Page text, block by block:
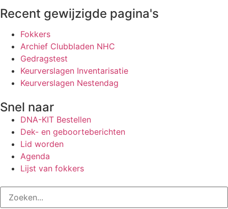
Recent gewijzigde pagina's
Fokkers
Archief Clubbladen NHC
Gedragstest
Keurverslagen Inventarisatie
Keurverslagen Nestendag
Snel naar
DNA-KIT Bestellen
Dek- en geboorteberichten
Lid worden
Agenda
Lijst van fokkers